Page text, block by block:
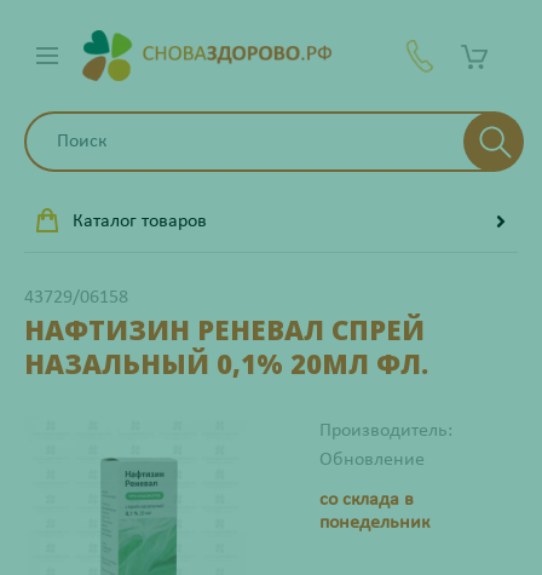
Каталог товаров
43729/06158
НАФТИЗИН РЕНЕВАЛ СПРЕЙ
НАЗАЛЬНЫЙ 0,1% 20МЛ ФЛ.
Производитель:
Обновление
со склада в
понедельник